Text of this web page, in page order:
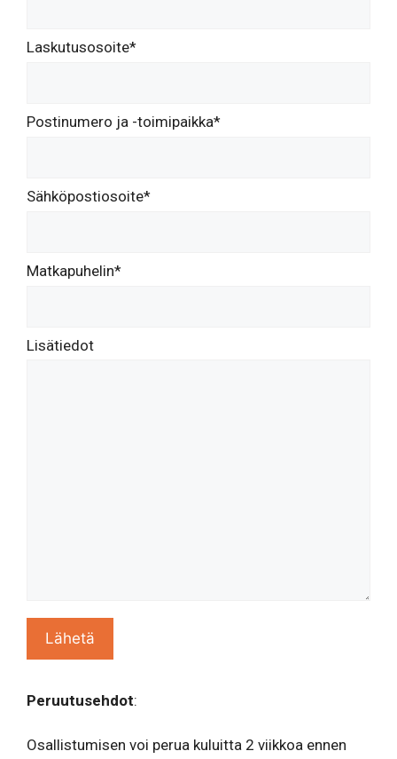
Laskutusosoite*
Postinumero ja -toimipaikka*
Sähköpostiosoite*
Matkapuhelin*
Lisätiedot
Peruutusehdot:
Osal­lis­tu­misen voi perua kuluitta 2 viikkoa ennen